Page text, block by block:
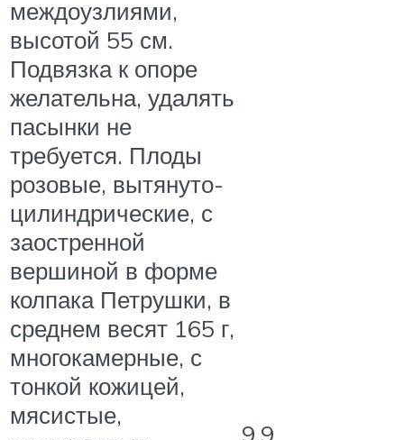
междоузлиями,
высотой 55 см.
Подвязка к опоре
желательна, удалять
пасынки не
требуется. Плоды
розовые, вытянуто-
цилиндрические, с
заостренной
вершиной в форме
колпака Петрушки, в
среднем весят 165 г,
многокамерные, с
тонкой кожицей,
мясистые,
9.9